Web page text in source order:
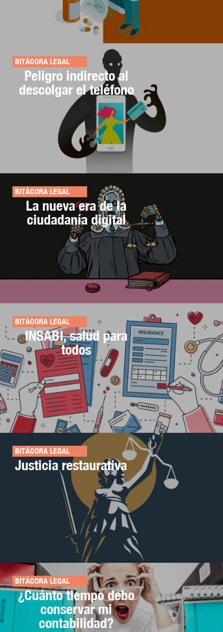
BITÁCORA LEGAL
Peligro indirecto al
descolgar el teléfono
BITÁCORA LEGAL
La nueva era de la
ciudadanía digital
BITÁCORA LEGAL
INSABI, salud para
todos
BITÁCORA LEGAL
Justicia restaurativa
BITÁCORA LEGAL
¿Cuánto tiempo debo
conservar mi
contabilidad?